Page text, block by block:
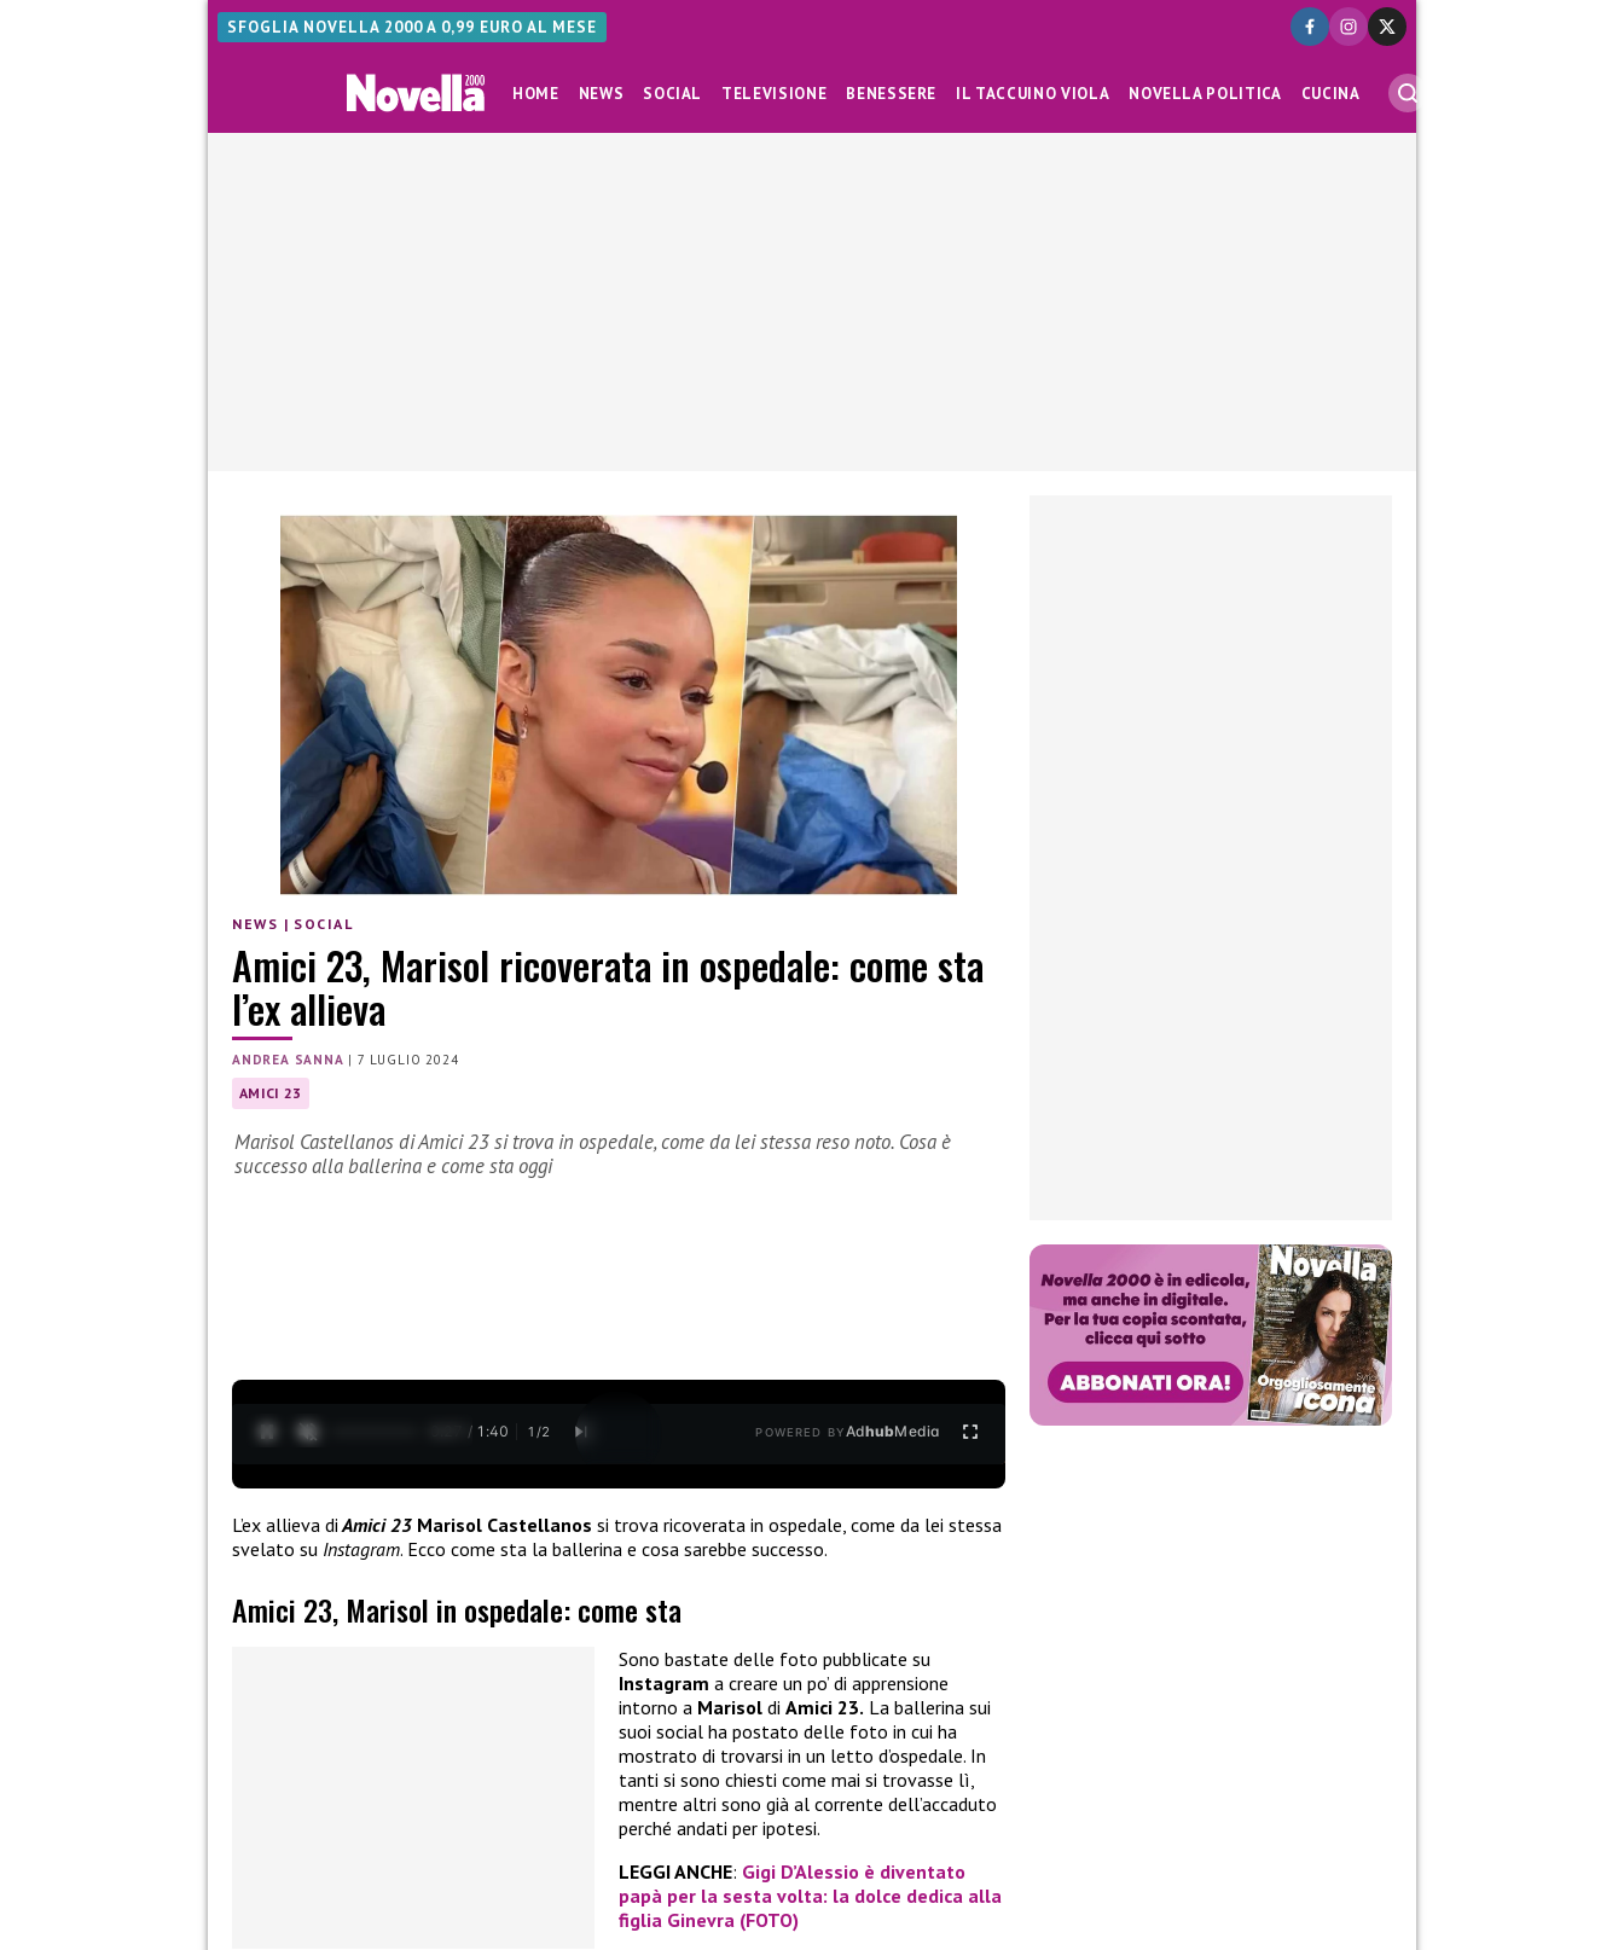
SFOGLIA NOVELLA 2000 A 0,99 EURO AL MESE
HOME NEWS SOCIAL TELEVISIONE BENESSERE IL TACCUINO VIOLA NOVELLA POLITICA CUCINA
NEWS | SOCIAL
Amici 23, Marisol ricoverata in ospedale: come sta
l’ex allieva
ANDREA SANNA |7 LUGLIO 2024
AMICI 23
Marisol Castellanos di Amici 23 si trova in ospedale, come da lei stessa reso noto. Cosa è
successo alla ballerina e come sta oggi
0:28 / 1:40 1 /2 POWERED BYAdhubMedia
L’ex allieva di Amici 23 Marisol Castellanos si trova ricoverata in ospedale, come da lei stessa
svelato su Instagram. Ecco come sta la ballerina e cosa sarebbe successo.
Amici 23, Marisol in ospedale: come sta
Sono bastate delle foto pubblicate su
Instagram a creare un po’ di apprensione
intorno a Marisol di Amici 23. La ballerina sui
suoi social ha postato delle foto in cui ha
mostrato di trovarsi in un letto d’ospedale. In
tanti si sono chiesti come mai si trovasse lì,
mentre altri sono già al corrente dell’accaduto
perché andati per ipotesi.
LEGGI ANCHE: Gigi D’Alessio è diventato
papà per la sesta volta: la dolce dedica alla
figlia Ginevra (FOTO)